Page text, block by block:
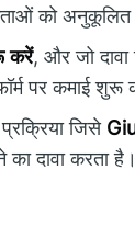
को
करें, और जो दावा
पर कमाई शुरू
जिसे
दावा करता है।